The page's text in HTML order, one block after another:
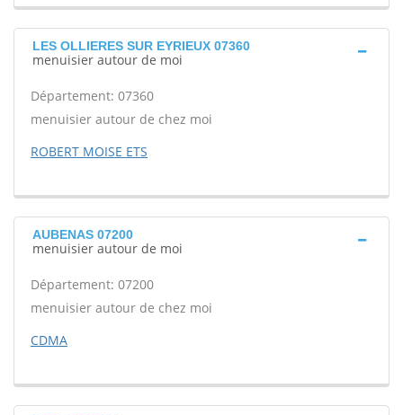
LES OLLIERES SUR EYRIEUX 07360
menuisier autour de moi
Département: 07360
menuisier autour de chez moi
ROBERT MOISE ETS
AUBENAS 07200
menuisier autour de moi
Département: 07200
menuisier autour de chez moi
CDMA